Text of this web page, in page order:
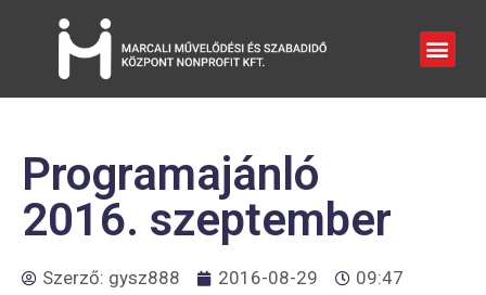
Programajánló
2016. szeptember
Szerző: gysz888 2016-08-29 09:47